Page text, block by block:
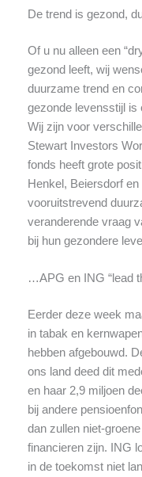
De trend is gezond,
Of u nu alleen een
gezond leeft, wij
duurzame trend en
gezonde levensstijl is
Wij zijn voor
Stewart Investors
fonds heeft grote
Henkel, Beiersdorf
vooruitstrevend
veranderende vraag
bij hun gezondere
…APG en ING “lead
Eerder deze week
in tabak en
hebben afgebouwd.
ons land deed dit
en haar 2,9 miljoen
bij andere
dan zullen niet-
financieren zijn. ING
in de toekomst niet